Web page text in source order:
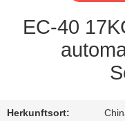
ANGEBOT
EC-40
Herkunftsort: